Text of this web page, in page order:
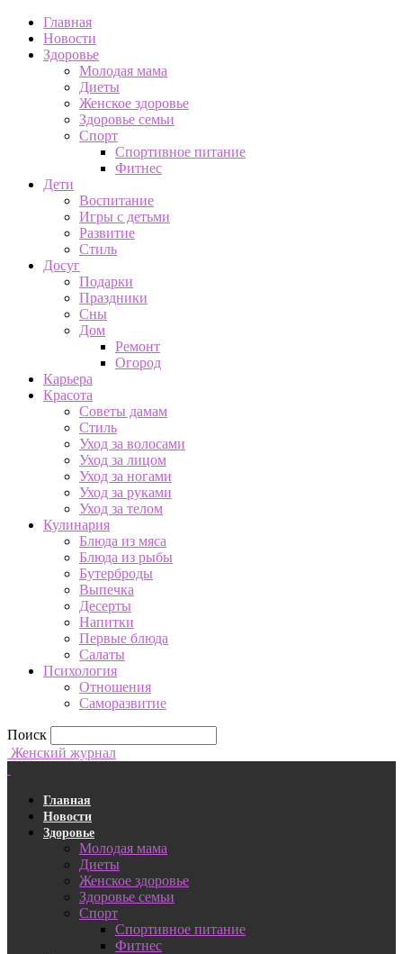
Главная
Новости
Здоровье
Молодая мама
Диеты
Женское здоровье
Здоровье семьи
Спорт
Спортивное питание
Фитнес
Дети
Воспитание
Игры с детьми
Развитие
Стиль
Досуг
Подарки
Праздники
Сны
Дом
Ремонт
Огород
Карьера
Красота
Советы дамам
Стиль
Уход за волосами
Уход за лицом
Уход за ногами
Уход за руками
Уход за телом
Кулинария
Блюда из мяса
Блюда из рыбы
Бутерброды
Выпечка
Десерты
Напитки
Первые блюда
Салаты
Психология
Отношения
Саморазвитие
Поиск
Женский журнал
Главная
Новости
Здоровье
Молодая мама
Диеты
Женское здоровье
Здоровье семьи
Спорт
Спортивное питание
Фитнес